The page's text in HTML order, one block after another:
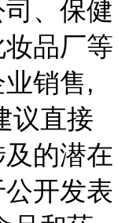
、保健
品厂等
销售,
议直接
的潜在
开发表